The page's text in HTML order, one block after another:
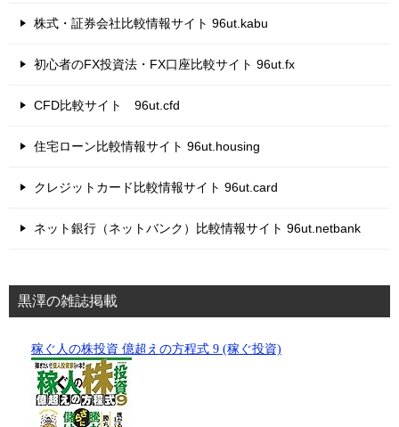
株式・証券会社比較情報サイト 96ut.kabu
初心者のFX投資法・FX口座比較サイト 96ut.fx
CFD比較サイト 96ut.cfd
住宅ローン比較情報サイト 96ut.housing
クレジットカード比較情報サイト 96ut.card
ネット銀行（ネットバンク）比較情報サイト 96ut.netbank
黒澤の雑誌掲載
稼ぐ人の株投資 億超えの方程式 9 (稼ぐ投資)